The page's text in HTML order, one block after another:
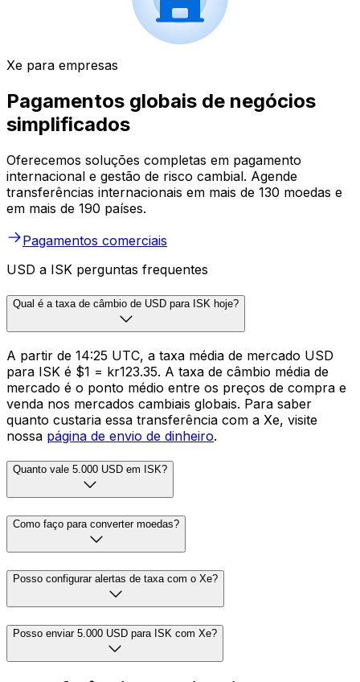
Xe para empresas
Pagamentos globais de negócios
simplificados
Oferecemos soluções completas em pagamento
internacional e gestão de risco cambial. Agende
transferências internacionais em mais de 130 moedas e
em mais de 190 países.
Pagamentos comerciais
USD a ISK perguntas frequentes
Qual é a taxa de câmbio de USD para ISK hoje?
A partir de 14:25 UTC, a taxa média de mercado USD
para ISK é $1 = kr123.35. A taxa de câmbio média de
mercado é o ponto médio entre os preços de compra e
venda nos mercados cambiais globais. Para saber
quanto custaria essa transferência com a Xe, visite
nossa página de envio de dinheiro.
Quanto vale 5.000 USD em ISK?
Como faço para converter moedas?
Posso configurar alertas de taxa com o Xe?
Posso enviar 5.000 USD para ISK com Xe?